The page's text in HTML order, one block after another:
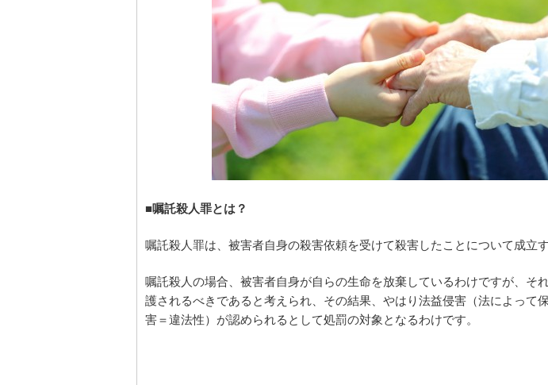
■嘱託殺人罪とは？
嘱託殺人罪は、被害者自身の殺害依頼を受けて殺害したことについて成立す
嘱託殺人の場合、被害者自身が自らの生命を放棄しているわけですが、そ
護されるべきであると考えられ、その結果、やはり法益侵害（法によって
害＝違法性）が認められるとして処罰の対象となるわけです。